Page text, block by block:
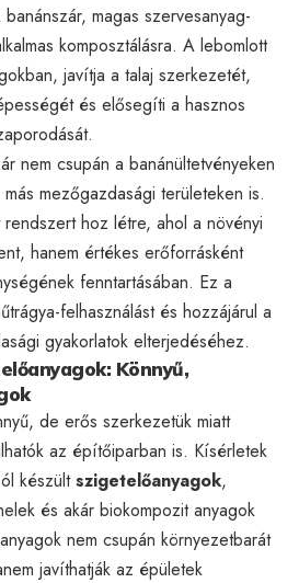
magas szervesanyag-
komposztálásra. A lebomlott
javítja a talaj szerkezetét,
és elősegíti a hasznos
nem csupán a banánültetvényeken
mezőgazdasági területeken is.
hoz létre, ahol a növényi
hanem értékes erőforrásként
fenntartásában. Ez a
felhasználást és hozzájárul a
gyakorlatok elterjedéséhez.
Könnyű,
de erős szerkezetük miatt
az építőiparban is. Kísérletek
készültszigetelőanyagok,
és akár biokompozit anyagok
nem csupán környezetbarát
javíthatják az épületek